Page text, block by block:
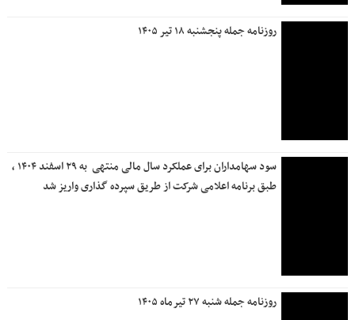
روزنامه جمله پنجشنبه ۱۸ تیر ۱۴۰۵
سود سهامداران برای عملکرد سال مالی منتهی ‌ به ۲۹ اسفند ۱۴۰۴ ،
طبق برنامه اعلامی شرکت از طریق سپرده گذاری واریز شد
روزنامه جمله شنبه ۲۷ تیرماه ۱۴۰۵